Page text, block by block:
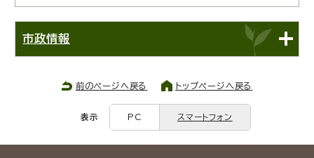
市政情報
前のページへ戻る トップページへ戻る
表示 PC スマートフォン